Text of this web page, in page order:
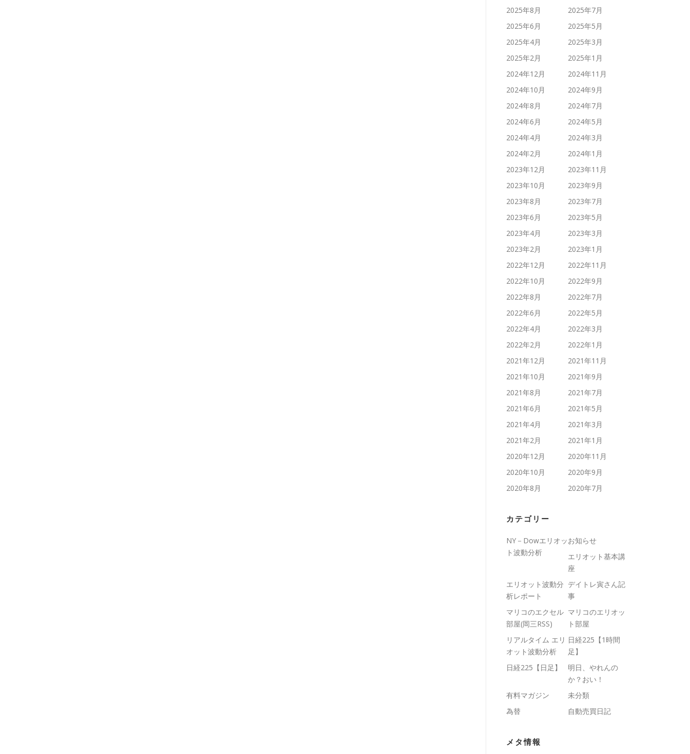
2025年8月
2025年7月
2025年6月
2025年5月
2025年4月
2025年3月
2025年2月
2025年1月
2024年12月
2024年11月
2024年10月
2024年9月
2024年8月
2024年7月
2024年6月
2024年5月
2024年4月
2024年3月
2024年2月
2024年1月
2023年12月
2023年11月
2023年10月
2023年9月
2023年8月
2023年7月
2023年6月
2023年5月
2023年4月
2023年3月
2023年2月
2023年1月
2022年12月
2022年11月
2022年10月
2022年9月
2022年8月
2022年7月
2022年6月
2022年5月
2022年4月
2022年3月
2022年2月
2022年1月
2021年12月
2021年11月
2021年10月
2021年9月
2021年8月
2021年7月
2021年6月
2021年5月
2021年4月
2021年3月
2021年2月
2021年1月
2020年12月
2020年11月
2020年10月
2020年9月
2020年8月
2020年7月
カテゴリー
NY－Dowエリオッ
ト波動分析
お知らせ
エリオット基本講
座
エリオット波動分
析レポート
デイトレ寅さん記
事
マリコのエクセル
部屋(岡三RSS)
マリコのエリオッ
ト部屋
リアルタイム エリ
オット波動分析
日経225【1時間
足】
日経225【日足】
明日、やれんの
か？おい！
有料マガジン
未分類
為替
自動売買日記
メタ情報